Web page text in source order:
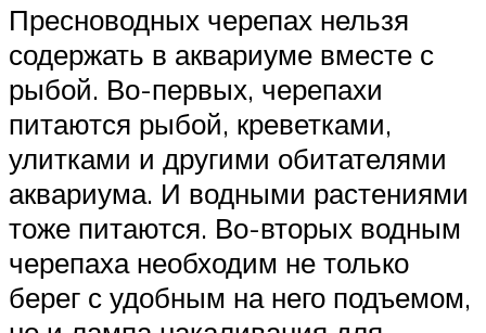
Пресноводных черепах нельзя
содержать в аквариуме вместе с
рыбой. Во-первых, черепахи
питаются рыбой, креветками,
улитками и другими обитателями
аквариума. И водными растениями
тоже питаются. Во-вторых водным
черепаха необходим не только
берег с удобным на него подъемом,